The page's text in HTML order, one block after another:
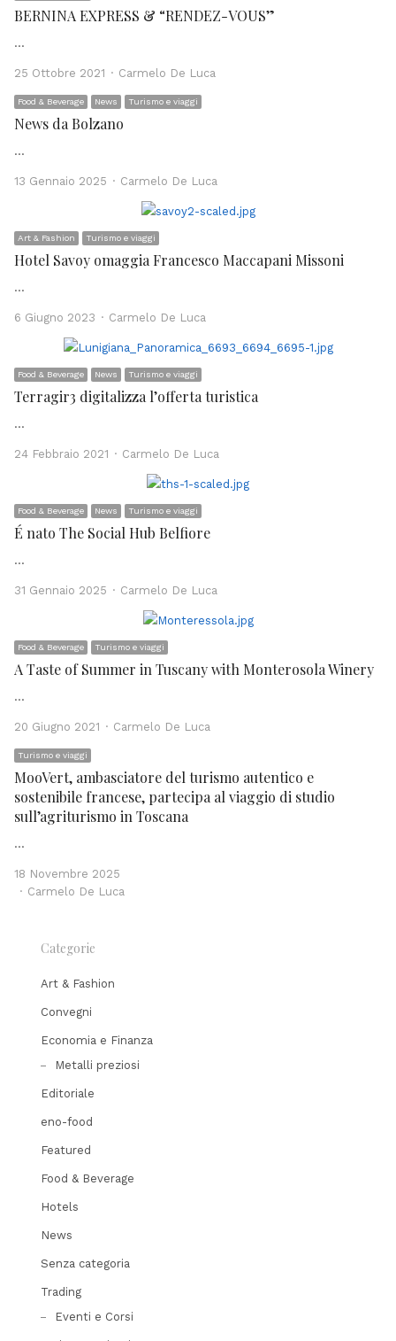
BERNINA EXPRESS & “RENDEZ-VOUS”
…
25 Ottobre 2021 Author
Carmelo De Luca
Food & Beverage News Turismo e viaggi
News da Bolzano
…
13 Gennaio 2025 Author
Carmelo De Luca
Art & Fashion Turismo e viaggi
Hotel Savoy omaggia Francesco Maccapani Missoni
…
6 Giugno 2023 Author
Carmelo De Luca
Food & Beverage News Turismo e viaggi
Terragir3 digitalizza l’offerta turistica
…
24 Febbraio 2021 Author
Carmelo De Luca
Food & Beverage News Turismo e viaggi
É nato The Social Hub Belfiore
…
31 Gennaio 2025 Author
Carmelo De Luca
Food & Beverage Turismo e viaggi
A Taste of Summer in Tuscany with Monterosola Winery
…
20 Giugno 2021 Author
Carmelo De Luca
Turismo e viaggi
MooVert, ambasciatore del turismo autentico e
sostenibile francese, partecipa al viaggio di studio
sull’agriturismo in Toscana
…
18 Novembre 2025
Author
Carmelo De Luca
Categorie
Art & Fashion
Convegni
Economia e Finanza
Metalli preziosi
Editoriale
eno-food
Featured
Food & Beverage
Hotels
News
Senza categoria
Trading
Eventi e Corsi